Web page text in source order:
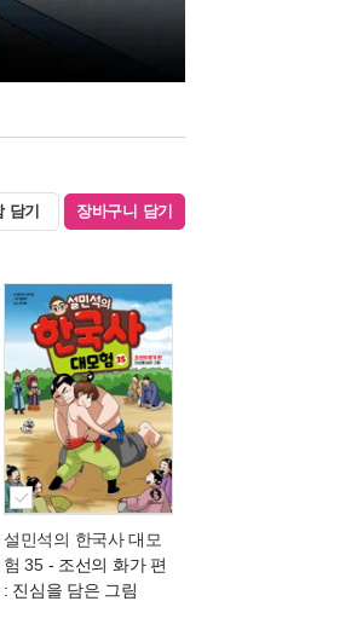
담기 장바구니 담기
설민석의 한국사 대모
험 35- 조선의 화가 편
: 진심을 담은 그림